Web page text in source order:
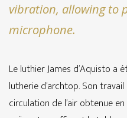
vibration, allowing to
microphone.
Le luthier James d’Aquisto a
lutherie d’archtop. Son
circulation de l’air obtenue